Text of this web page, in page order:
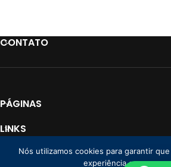
CONTATO
PÁGINAS
LINKS
PAGAMENTO
Nós utilizamos cookies para garantir
experiência em nosso